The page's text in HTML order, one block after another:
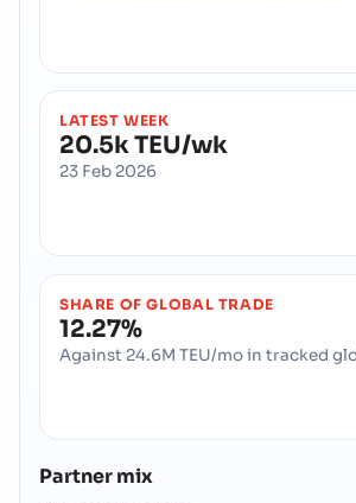
Adress :
Postnummer :-
Hamnkod :USQBR
Brunswick (US)
Postnummer :
Buffalo
Adress :
Buffalo (USBUF), Buffalo, United
Burlington (US)
LATEST WEEK
20.5k TEU/wk
23 Feb 2026
SHARE OF GLOBAL TRADE
12.27%
Against 24.6M TEU/mo in tracked
Partner mix